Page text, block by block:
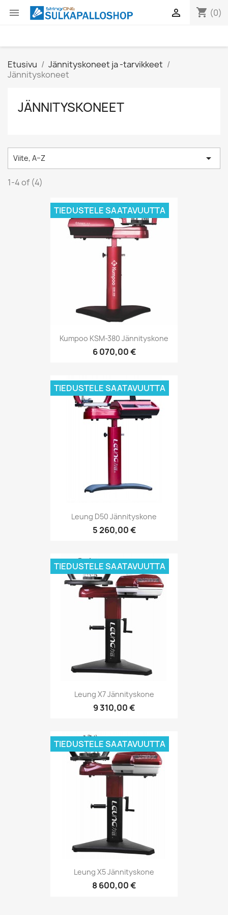
 shopping_cart (0)

Etusivu
Jännityskoneet ja -tarvikkeet
Jännityskoneet
JÄNNITYSKONEET
Viite, A–Z 
1-4 of (4)
Kumpoo KSM-380 Jännityskone
6 070,00 €
TIEDUSTELE SAATAVUUTTA
Leung D50 Jännityskone
5 260,00 €
TIEDUSTELE SAATAVUUTTA
Leung X7 Jännityskone
9 310,00 €
TIEDUSTELE SAATAVUUTTA
Leung X5 Jännityskone
8 600,00 €
TIEDUSTELE SAATAVUUTTA